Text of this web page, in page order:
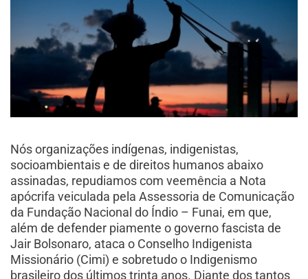
Nós organizações indígenas, indigenistas,
socioambientais e de direitos humanos abaixo
assinadas, repudiamos com veemência a Nota
apócrifa veiculada pela Assessoria de Comunicação
da Fundação Nacional do Índio – Funai, em que,
além de defender piamente o governo fascista de
Jair Bolsonaro, ataca o Conselho Indigenista
Missionário (Cimi) e sobretudo o Indigenismo
brasileiro dos últimos trinta anos. Diante dos tantos